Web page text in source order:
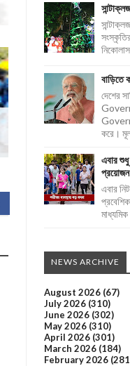
বাড়িতে
দেশের
করে।
এবার শুধু
প্রয়োজন
এবার
মাধ্যমিক
NEWS ARCHIVE
August 2026 (67)
July 2026 (310)
June 2026 (302)
May 2026 (310)
April 2026 (301)
March 2026 (184)
February 2026